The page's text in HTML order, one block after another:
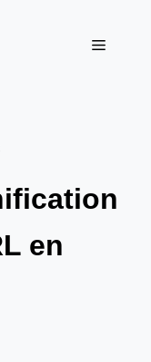
Menu
en